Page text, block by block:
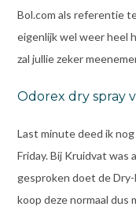
Bol.com als referentie
eigenlijk wel weer heel
zal jullie zeker
Odorex dry spray
Last minute deed ik
Friday. Bij Kruidvat was
gesproken doet de
koop deze normaal dus